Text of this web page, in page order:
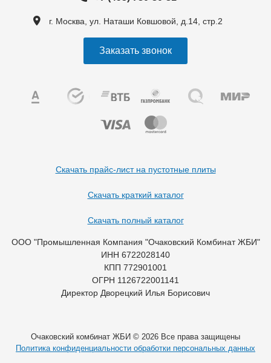
г. Москва, ул. Наташи Ковшовой, д.14, стр.2
Заказать звонок
Скачать прайс-лист на пустотные плиты
Скачать краткий каталог
Скачать полный каталог
ООО "Промышленная Компания "Очаковский Комбинат ЖБИ"
ИНН 6722028140
КПП 772901001
ОГРН 1126722001141
Директор Дворецкий Илья Борисович
Очаковский комбинат ЖБИ © 2026 Все права защищены
Политика конфиденциальности обработки персональных данных